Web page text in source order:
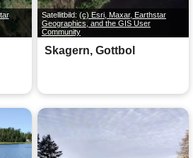
Satellitbild: (c) Esri, Maxar, Earthstar
Geographics, and the GIS User
Community
Skagern, Gottbol